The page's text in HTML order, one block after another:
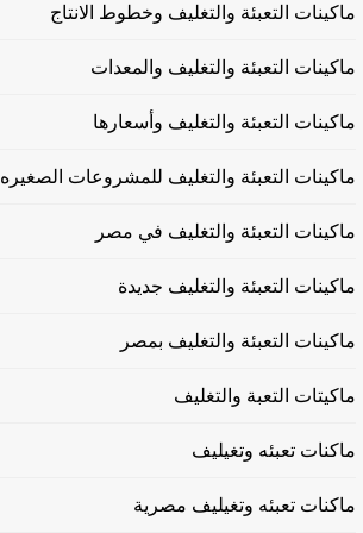
ماكينات التعبئة والتغليف وخطوط الانتاج
ماكينات التعبئة والتغليف والمعدات
ماكينات التعبئة والتغليف وأسعارها
ماكينات التعبئة والتغليف للمشروعات الصغيره
ماكينات التعبئة والتغليف في مصر
ماكينات التعبئة والتغليف جديدة
ماكينات التعبئة والتغليف بمصر
ماكيتات التعبة والتغليف
ماكنات تعبئه وتغيليف
ماكنات تعبئه وتغيليف مصرية